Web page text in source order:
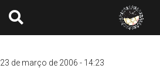
23 de março de 2006 - 14:23